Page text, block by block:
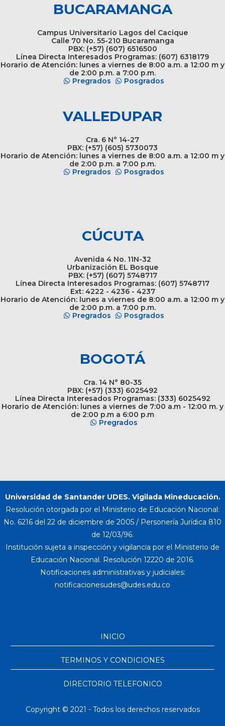
BUCARAMANGA
Campus Universitario Lagos del Cacique
Calle 70 No. 55-210 Bucaramanga
PBX: (+57) (607) 6516500
Línea Directa Interesados Programas: (607) 6318179
Horario de Atención: lunes a viernes de 8:00 a.m. a 12:00 m y
de 2:00 p.m. a 7:00 p.m.
Pregrados
Posgrados
VALLEDUPAR
Cra. 6 N° 14-27
PBX: (+57) (605) 5730073
Horario de Atención: lunes a viernes de 8:00 a.m. a 12:00 m y
de 2:00 p.m. a 7:00 p.m.
Pregrados
Posgrados
CÚCUTA
Avenida 4 No. 11N-32
Urbanización EL Bosque
PBX: (+57) (607) 5748717
Línea Directa Interesados Programas: (607) 5748717
Ext: 4222 - 4236 - 4237
Horario de Atención: lunes a viernes de 8:00 a.m. a 12:00 m y
de 2:00 p.m. a 7:00 p.m.
Pregrados
Posgrados
BOGOTÁ
Cra. 14 N° 80-35
PBX: (+57) (333) 6025492
Línea Directa Interesados Programas: (333) 6025492
Horario de Atención: lunes a viernes de 7:00 a.m - 12:00 m. y
de 2:00 p.m a 6:00 p.m
Pregrados
Universidad de Santander UDES. Vigilada Mineducación.
Resolución otorgada por el Ministerio de Educación Nacional:
No. 6216 del 22 de diciembre de 2005 / Personería Jurídica 810
de 12/03/96.
Institución sujeta a inspección y vigilancia por el Ministerio de
Educación Nacional. Resolución 12220 de 2016.
Notificaciones administrativas y judiciales:
INICIO
TERMINOS Y CONDICIONES
DIRECTORIO TELEFONICO
Copyright © 2021 - Todos los derechos reservados